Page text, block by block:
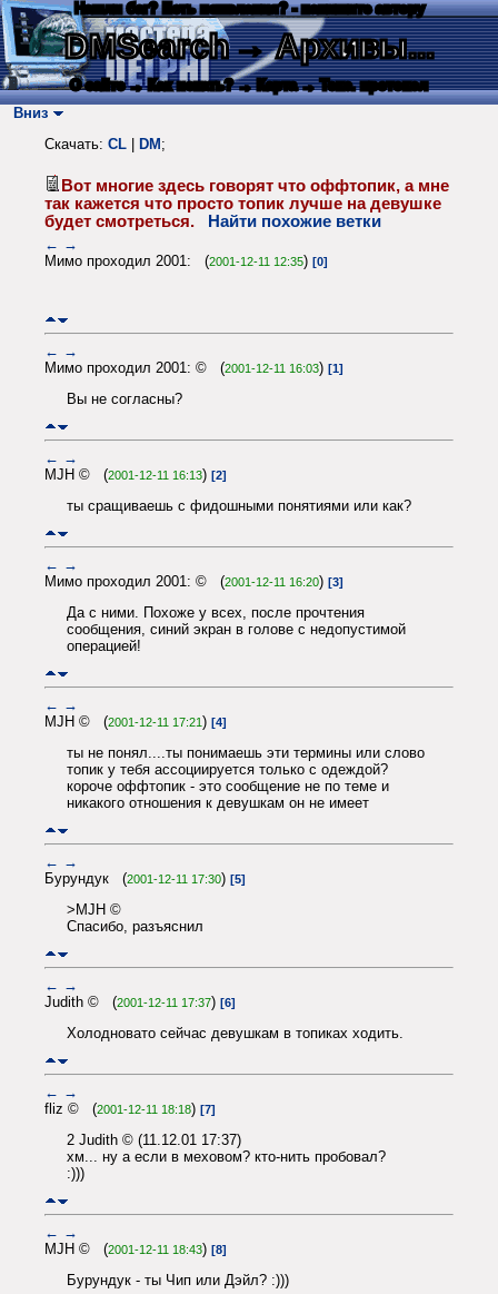
Нашли баг? Есть пожелания? - напишите автору
DMSearch→ Архивы...
О сайте → Как искать? → Карта → Текс. протокол
Вниз
Скачать: CL DM ;
Вот многие здесь говорят что оффтопик, а мне
так кажется что просто топик лучше на девушке
будет смотреться.
Найти похожие ветки
← →
Мимо проходил 2001: (2001-12-11 12:35) [0]
← →
Мимо проходил 2001: © (2001-12-11 16:03) [1]
Вы не согласны?
← →
MJH © (2001-12-11 16:13) [2]
ты сращиваешь с фидошными понятиями или как?
← →
Мимо проходил 2001: © (2001-12-11 16:20) [3]
Да с ними. Похоже у всех, после прочтения
сообщения, синий экран в голове с недопустимой
операцией!
← →
MJH © (2001-12-11 17:21) [4]
ты не понял....ты понимаешь эти термины или слово
топик у тебя ассоциируется только с одеждой?
короче оффтопик - это сообщение не по теме и
никакого отношения к девушкам он не имеет
← →
Бурундук (2001-12-11 17:30) [5]
>MJH ©
Спасибо, разъяснил
← →
Judith © (2001-12-11 17:37) [6]
Холодновато сейчас девушкам в топиках ходить.
← →
fliz © (2001-12-11 18:18) [7]
2 Judith © (11.12.01 17:37)
хм... ну а если в меховом? кто-нить пробовал?
:)))
← →
MJH © (2001-12-11 18:43) [8]
Бурундук - ты Чип или Дэйл? :)))